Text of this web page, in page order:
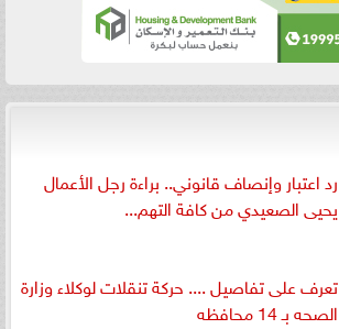
رد اعتبار وإنصاف قانوني.. براءة رجل الأعمال
يحيى الصعيدي من كافة التهم...
تعرف على تفاصيل .... حركة تنقلات لوكلاء وزارة
الصحه بـ 14 محافظه